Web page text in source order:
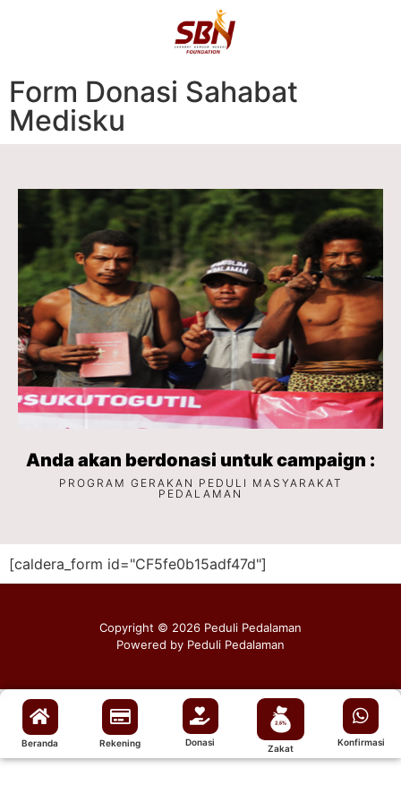
Form Donasi Sahabat
Medisku
Anda akan berdonasi untuk campaign :
PROGRAM GERAKAN PEDULI MASYARAKAT
PEDALAMAN
[caldera_form id="CF5fe0b15adf47d"]
Copyright © 2026 Peduli Pedalaman
Powered by Peduli Pedalaman
Beranda Rekening Donasi
Zakat
Konfirmasi